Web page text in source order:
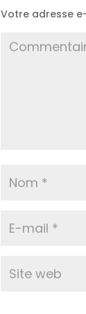
Votre adresse